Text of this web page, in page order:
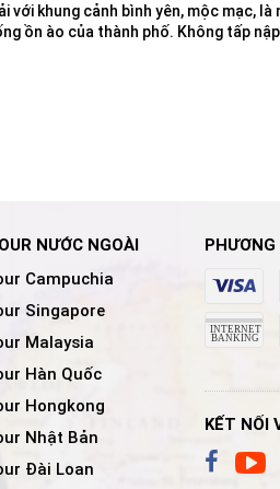
với khung cảnh bình yên, mộc mạc,
ồn ào của thành phố. Không tấp
NƯỚC NGOÀI
Campuchia
Singapore
Malaysia
Hàn Quốc
Hongkong
Nhật Bản
Đài Loan
KẾT NỐI